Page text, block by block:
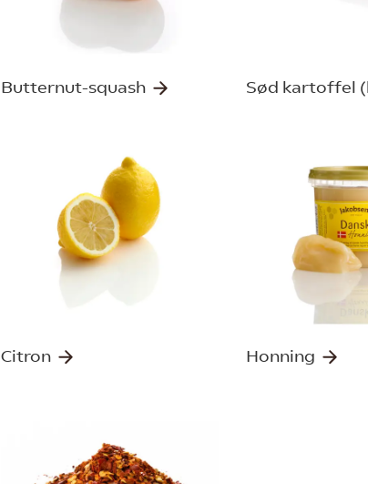
Butternut-squash Sød kartoffel
Citron Honning